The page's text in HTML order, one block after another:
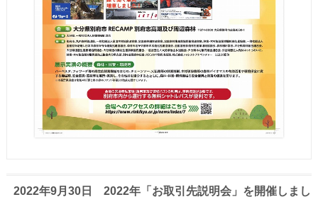
2022年9月30日 2022年「お取引先説明会」を開催しまし